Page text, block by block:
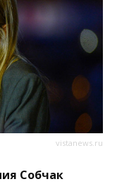
vistanews.ru
Собчак